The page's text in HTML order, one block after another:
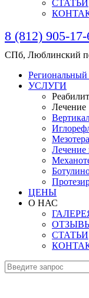
СТАТЬИ
8 (812) 905-
СПб, Люблинский
УСЛУГИ
Лечение
Лечение
ЦЕНЫ
О НАС
СТАТЬИ